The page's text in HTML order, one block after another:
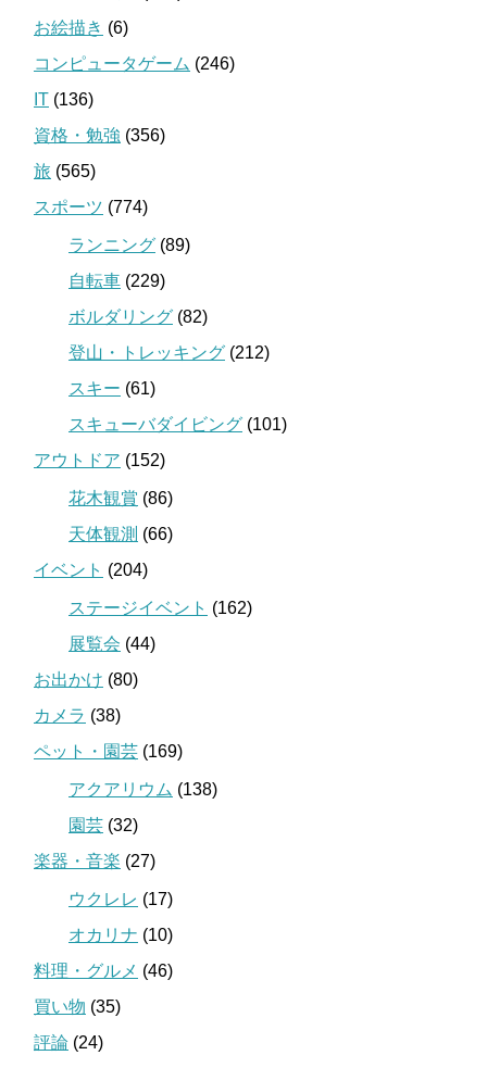
お絵描き (6)
コンピュータゲーム (246)
IT (136)
資格・勉強 (356)
旅 (565)
スポーツ (774)
ランニング (89)
自転車 (229)
ボルダリング (82)
登山・トレッキング (212)
スキー (61)
スキューバダイビング (101)
アウトドア (152)
花木観賞 (86)
天体観測 (66)
イベント (204)
ステージイベント (162)
展覧会 (44)
お出かけ (80)
カメラ (38)
ペット・園芸 (169)
アクアリウム (138)
園芸 (32)
楽器・音楽 (27)
ウクレレ (17)
オカリナ (10)
料理・グルメ (46)
買い物 (35)
評論 (24)